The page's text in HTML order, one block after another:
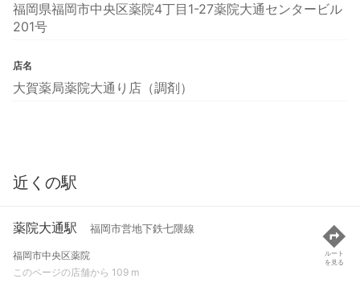
福岡県福岡市中央区薬院4丁目1-27薬院大通センタービル
201号
店名
大賀薬局薬院大通り店（調剤）
近くの駅
薬院大通駅 福岡市営地下鉄七隈線
福岡市中央区薬院
このページの店舗から 109 m
ルート
を見る